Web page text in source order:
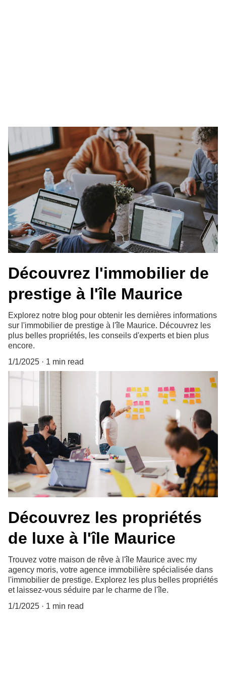
Découvrez l'immobilier de
prestige à l'île Maurice
Explorez notre blog pour obtenir les dernières informations
sur l'immobilier de prestige à l'île Maurice. Découvrez les
plus belles propriétés, les conseils d'experts et bien plus
encore.
1/1/2025
1 min read
Découvrez les propriétés
de luxe à l'île Maurice
Trouvez votre maison de rêve à l'île Maurice avec my
agency moris, votre agence immobilière spécialisée dans
l'immobilier de prestige. Explorez les plus belles propriétés
et laissez-vous séduire par le charme de l'île.
1/1/2025
1 min read